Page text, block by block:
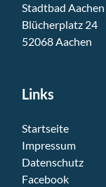
Stadtbad Aachen
Blücherplatz 24
52068 Aachen
Links
Startseite
Impressum
Datenschutz
Facebook